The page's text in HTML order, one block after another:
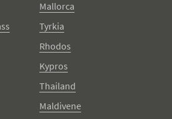
Mallorca
Tyrkia
Rhodos
Kypros
Thailand
Maldivene